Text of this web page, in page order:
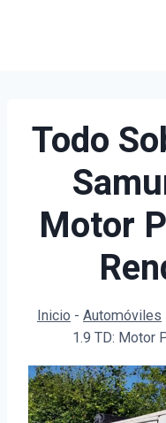
Todo
Motor
Inicio - Automóviles
1.9 TD: Motor